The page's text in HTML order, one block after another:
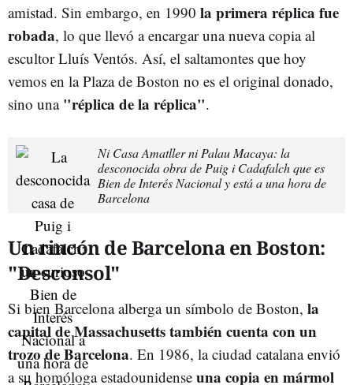
amistad. Sin embargo, en 1990 la primera réplica fue
robada, lo que llevó a encargar una nueva copia al
escultor Lluís Ventós. Así, el saltamontes que hoy
vemos en la Plaza de Boston no es el original donado,
sino una "réplica de la réplica".
Ni Casa Amatller ni Palau Macaya: la
desconocida obra de Puig i Cadafalch que es
Bien de Interés Nacional y está a una hora de
Barcelona
Un rincón de Barcelona en Boston:
"Desconsol"
Si bien Barcelona alberga un símbolo de Boston, la
capital de Massachusetts también cuenta con un
trozo de Barcelona. En 1986, la ciudad catalana envió
a su homóloga estadounidense una copia en mármol